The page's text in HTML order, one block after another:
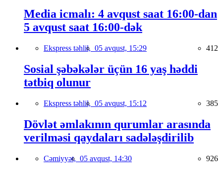
Media icmalı: 4 avqust saat 16:00-dan
5 avqust saat 16:00-dək
Ekspress təhlil, 05 avqust, 15:29 412
Sosial şəbəkələr üçün 16 yaş həddi
tətbiq olunur
Ekspress təhlil, 05 avqust, 15:12 385
Dövlət əmlakının qurumlar arasında
verilməsi qaydaları sadələşdirilib
Cəmiyyət, 05 avqust, 14:30 926